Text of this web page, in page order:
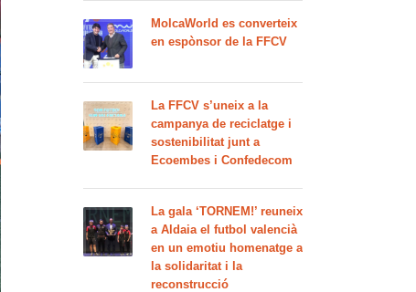
MolcaWorld es converteix
en espònsor de la FFCV
La FFCV s’uneix a la
campanya de reciclatge i
sostenibilitat junt a
Ecoembes i Confedecom
La gala ‘TORNEM!’ reuneix
a Aldaia el futbol valencià
en un emotiu homenatge a
la solidaritat i la
reconstrucció